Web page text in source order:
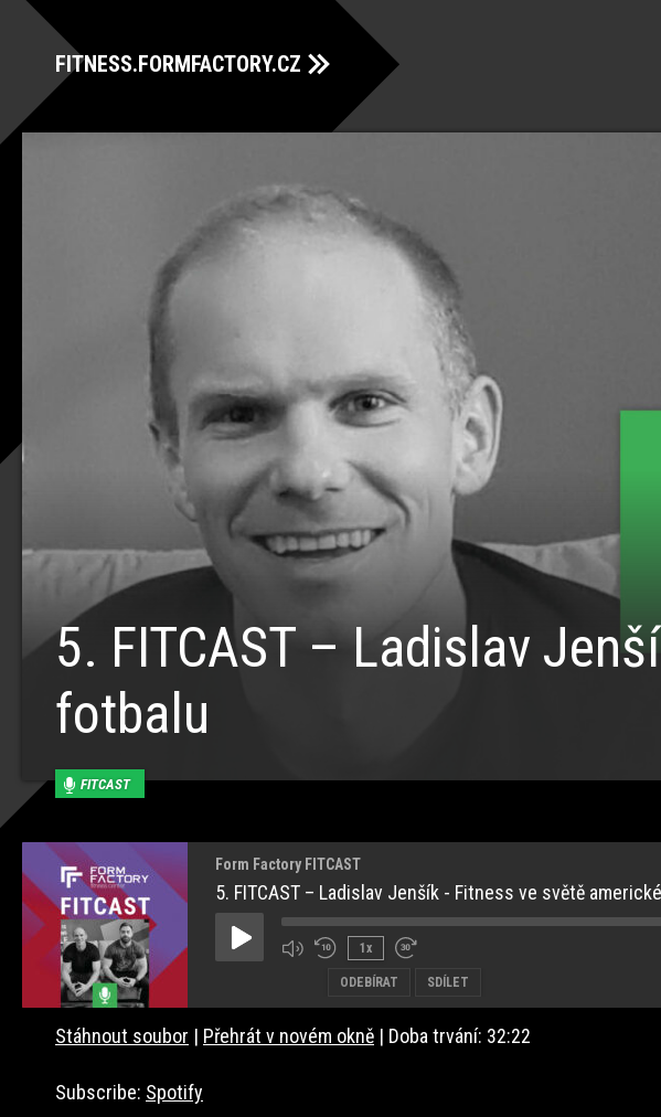
FITNESS.FORMFACTORY.CZ
5. FITCAST – Ladislav
fotbalu
FITCAST
Form Factory FITCAST
5. FITCAST – Ladislav Jenšík - Fitness ve světě
Play
1x
ODEBÍRAT SDÍLET
RSS ZDROJ
ODKAZ
Stáhnout soubor | Přehrát v novém okně | Doba trvání: 32:22
Subscribe: Spotify